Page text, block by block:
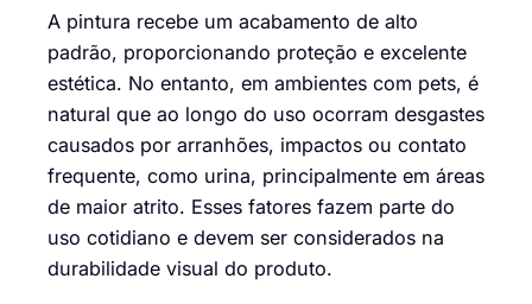
A pintura recebe um acabamento de alto
padrão, proporcionando proteção e excelente
estética. No entanto, em ambientes com pets, é
natural que ao longo do uso ocorram desgastes
causados por arranhões, impactos ou contato
frequente, como urina, principalmente em áreas
de maior atrito. Esses fatores fazem parte do
uso cotidiano e devem ser considerados na
durabilidade visual do produto.